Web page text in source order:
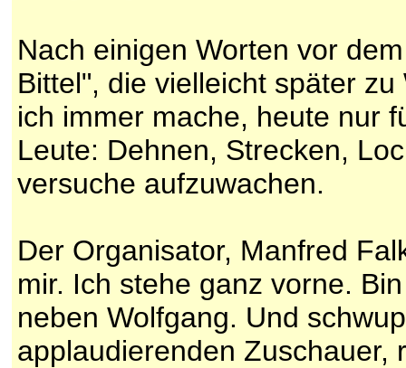
Nach einigen Worten vor
Bittel", die vielleicht später
ich immer mache, heute nur
Leute: Dehnen, Strecken,
versuche aufzuwachen.
Der Organisator, Manfred
mir. Ich stehe ganz vorne.
neben Wolfgang. Und
applaudierenden Zuschauer,